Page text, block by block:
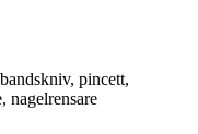
pincett,
nagelrensare